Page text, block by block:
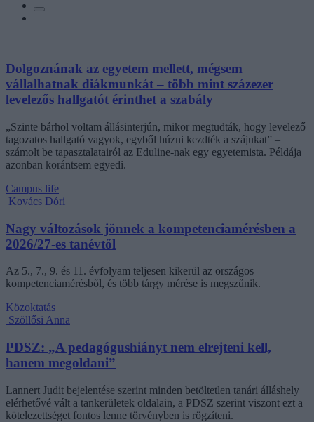
Dolgoznának az egyetem mellett, mégsem
vállalhatnak diákmunkát – több mint százezer
levelezős hallgatót érinthet a szabály
„Szinte bárhol voltam állásinterjún, mikor megtudták, hogy levelező
tagozatos hallgató vagyok, egyből húzni kezdték a szájukat” –
számolt be tapasztalatairól az Eduline-nak egy egyetemista. Példája
azonban korántsem egyedi.
Campus life
Kovács Dóri
Nagy változások jönnek a kompetenciamérésben a
2026/27-es tanévtől
Az 5., 7., 9. és 11. évfolyam teljesen kikerül az országos
kompetenciamérésből, és több tárgy mérése is megszűnik.
Közoktatás
Szöllősi Anna
PDSZ: „A pedagógushiányt nem elrejteni kell,
hanem megoldani”
Lannert Judit bejelentése szerint minden betöltetlen tanári álláshely
elérhetővé vált a tankerületek oldalain, a PDSZ szerint viszont ezt a
kötelezettséget fontos lenne törvényben is rögzíteni.